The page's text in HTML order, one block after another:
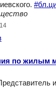
по жилым